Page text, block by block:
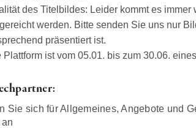
des Titelbildes: Leider kommt es
werden. Bitte senden Sie uns nur
präsentiert ist.
Plattform ist vom 05.01. bis zum 30.06.
Sie sich für Allgemeines, Angebote und